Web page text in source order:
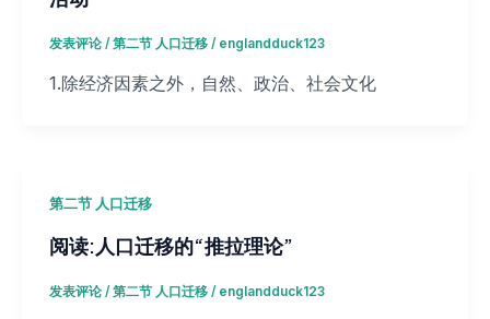
发表评论 / 第二节 人口迁移/ englandduck123
1.除经济因素之外，自然、政治、社会文化
第二节 人口迁移
阅读:人口迁移的“推拉理论”
发表评论 / 第二节 人口迁移/ englandduck123